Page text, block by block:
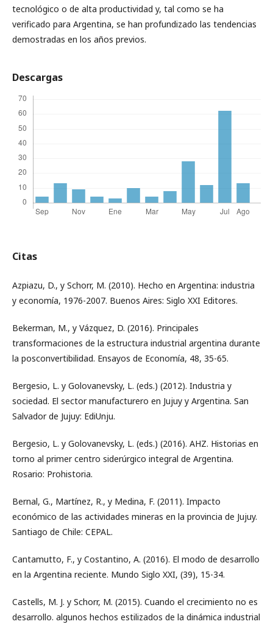
tecnológico o de alta productividad y, tal como se ha
verificado para Argentina, se han profundizado las tendencias
demostradas en los años previos.
Descargas
Citas
Azpiazu, D., y Schorr, M. (2010). Hecho en Argentina: industria
y economía, 1976-2007. Buenos Aires: Siglo XXI Editores.
Bekerman, M., y Vázquez, D. (2016). Principales
transformaciones de la estructura industrial argentina durante
la posconvertibilidad. Ensayos de Economía, 48, 35-65.
Bergesio, L. y Golovanevsky, L. (eds.) (2012). Industria y
sociedad. El sector manufacturero en Jujuy y Argentina. San
Salvador de Jujuy: EdiUnju.
Bergesio, L. y Golovanevsky, L. (eds.) (2016). AHZ. Historias en
torno al primer centro siderúrgico integral de Argentina.
Rosario: Prohistoria.
Bernal, G., Martínez, R., y Medina, F. (2011). Impacto
económico de las actividades mineras en la provincia de Jujuy.
Santiago de Chile: CEPAL.
Cantamutto, F., y Costantino, A. (2016). El modo de desarrollo
en la Argentina reciente. Mundo Siglo XXI, (39), 15-34.
Castells, M. J. y Schorr, M. (2015). Cuando el crecimiento no es
desarrollo. algunos hechos estilizados de la dinámica industrial